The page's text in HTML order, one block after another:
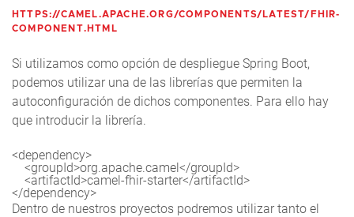
HTTPS://CAMEL.APACHE.ORG/COMPONENTS/LATEST/FHIR-
COMPONENT.HTML
Si utilizamos como opción de despliegue Spring Boot,
podemos utilizar una de las librerías que permiten la
autoconfiguración de dichos componentes. Para ello hay
que introducir la librería.
<dependency>
    <groupId>org.apache.camel</groupId>
    <artifactId>camel-fhir-starter</artifactId>
</dependency>
Dentro de nuestros proyectos podremos utilizar tanto el